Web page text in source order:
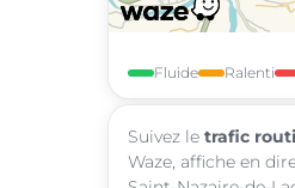
Fluide Ralenti
Suivez le trafic
Waze, affiche en